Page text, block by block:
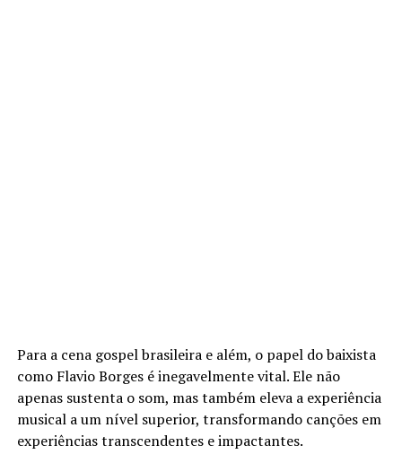
Para a cena gospel brasileira e além, o papel do baixista
como Flavio Borges é inegavelmente vital. Ele não
apenas sustenta o som, mas também eleva a experiência
musical a um nível superior, transformando canções em
experiências transcendentes e impactantes.